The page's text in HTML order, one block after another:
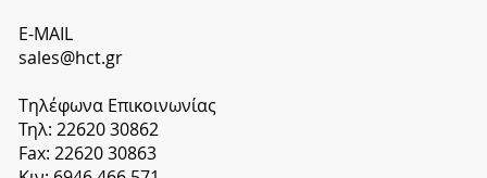
​E-MAIL
sales@hct.gr
Tηλέφωνα Επικοινωνίας
Τηλ: 22620 30862
Fax: 22620 30863